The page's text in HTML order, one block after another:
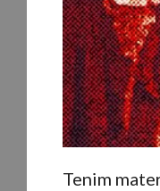
Tenim